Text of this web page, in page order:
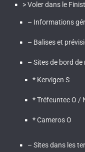
> Voler dans le
– Informations
– Balises et
– Sites de bord de
* Kervigen S
* Tréfeuntec O /
* Cameros O
– Sites dans les